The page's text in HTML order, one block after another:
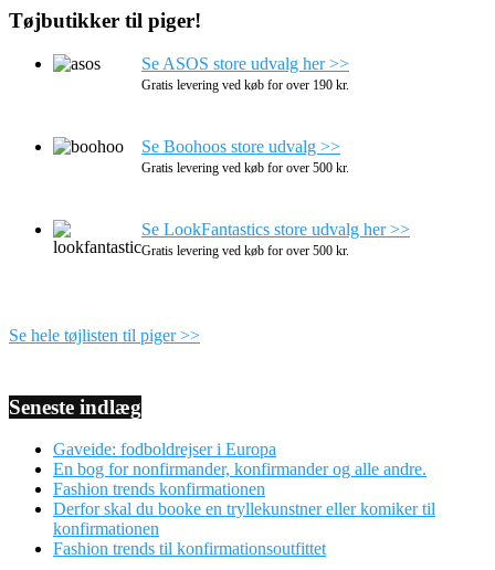
Tøjbutikker til piger!
Se ASOS store udvalg her >>
Gratis levering ved køb for over 190 kr.
Se Boohoos store udvalg >>
Gratis levering ved køb for over 500 kr.
Se LookFantastics store udvalg her >>
Gratis levering ved køb for over 500 kr.
Se hele tøjlisten til piger >>
Seneste indlæg
Gaveide: fodboldrejser i Europa
En bog for nonfirmander, konfirmander og alle andre.
Fashion trends konfirmationen
Derfor skal du booke en tryllekunstner eller komiker til
konfirmationen
Fashion trends til konfirmationsoutfittet